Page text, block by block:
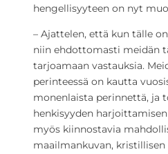
hengellisyyteen on nyt
– Ajattelen, että kun tälle
niin ehdottomasti meidän
tarjoamaan vastauksia.
perinteessä on kautta
monenlaista perinnettä, ja
henkisyyden
myös kiinnostavia
maailmankuvan,